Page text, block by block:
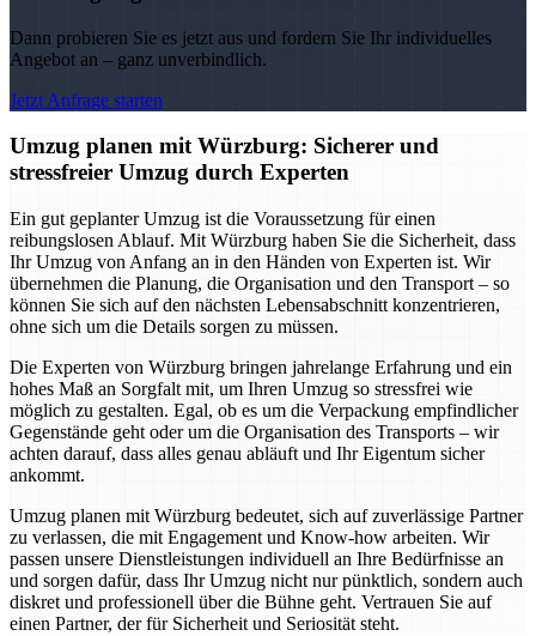
Dann probieren Sie es jetzt aus und fordern Sie Ihr individuelles
Angebot an – ganz unverbindlich.
Jetzt Anfrage starten
Umzug planen mit Würzburg: Sicherer und
stressfreier Umzug durch Experten
Ein gut geplanter Umzug ist die Voraussetzung für einen
reibungslosen Ablauf. Mit Würzburg haben Sie die Sicherheit, dass
Ihr Umzug von Anfang an in den Händen von Experten ist. Wir
übernehmen die Planung, die Organisation und den Transport – so
können Sie sich auf den nächsten Lebensabschnitt konzentrieren,
ohne sich um die Details sorgen zu müssen.
Die Experten von Würzburg bringen jahrelange Erfahrung und ein
hohes Maß an Sorgfalt mit, um Ihren Umzug so stressfrei wie
möglich zu gestalten. Egal, ob es um die Verpackung empfindlicher
Gegenstände geht oder um die Organisation des Transports – wir
achten darauf, dass alles genau abläuft und Ihr Eigentum sicher
ankommt.
Umzug planen mit Würzburg bedeutet, sich auf zuverlässige Partner
zu verlassen, die mit Engagement und Know-how arbeiten. Wir
passen unsere Dienstleistungen individuell an Ihre Bedürfnisse an
und sorgen dafür, dass Ihr Umzug nicht nur pünktlich, sondern auch
diskret und professionell über die Bühne geht. Vertrauen Sie auf
einen Partner, der für Sicherheit und Seriosität steht.